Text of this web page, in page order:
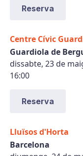
Reserva
Centre Cívic
Guardiola de
dissabte, 23 de
16:00
Reserva
Lluïsos d'Horta
Barcelona